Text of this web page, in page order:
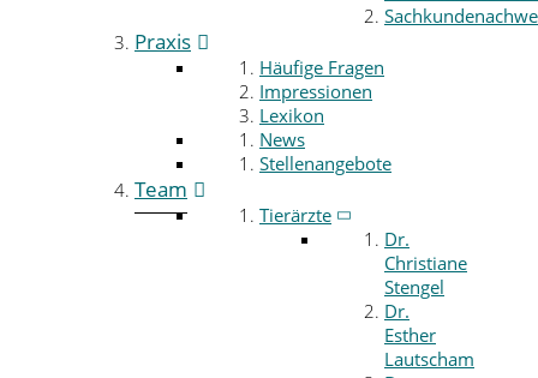
Praxis
Häufige Fragen
Impressionen
Lexikon
News
Stellenangebote
Team
Tierärzte
Dr.
Christiane
Stengel
Dr.
Esther
Lautscham